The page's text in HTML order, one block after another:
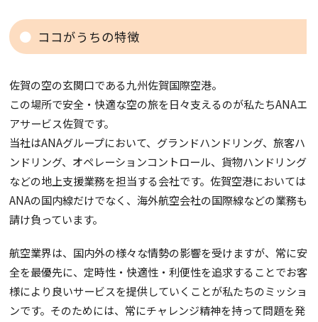
ココがうちの特徴
佐賀の空の玄関口である九州佐賀国際空港。
この場所で安全・快適な空の旅を日々支えるのが私たちANAエ
アサービス佐賀です。
当社はANAグループにおいて、グランドハンドリング、旅客ハ
ンドリング、オペレーションコントロール、貨物ハンドリング
などの地上支援業務を担当する会社です。佐賀空港においては
ANAの国内線だけでなく、海外航空会社の国際線などの業務も
請け負っています。
航空業界は、国内外の様々な情勢の影響を受けますが、常に安
全を最優先に、定時性・快適性・利便性を追求することでお客
様により良いサービスを提供していくことが私たちのミッショ
ンです。そのためには、常にチャレンジ精神を持って問題を発